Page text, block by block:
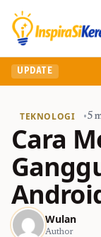
UPDATE
TEKNOLOGI •5
Cara
Wulan
Author